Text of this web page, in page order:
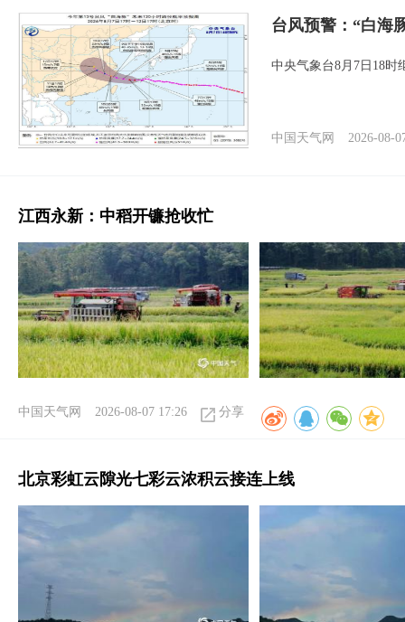
台风预警：“白海
中央气象台8月7日18时
中国天气网 2026-08-
江西永新：中稻开镰抢收忙
中国天气网 2026-08-07 17:26 分享
北京彩虹云隙光七彩云浓积云接连上线